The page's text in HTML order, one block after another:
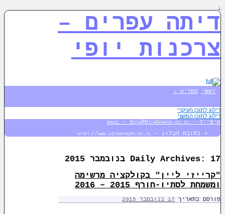
↓
דיתה עפרים –
צרכנות יופי
ראשי תפריט ↓
דילוג לתוכן העיקרי
דילוג לתוכן המשני
אימייל - email - Dita@DitaOfarim.co.il
כתובת הבלוג – http://www.ditaofarim.co.il
Daily Archives: 17 בנובמבר 2015
"קרייזי ליין" בקולקציה מרשימה
ומשמחת לסתיו-חורף 2015 – 2016
פורסם בתאריך 17 בנובמבר 2015